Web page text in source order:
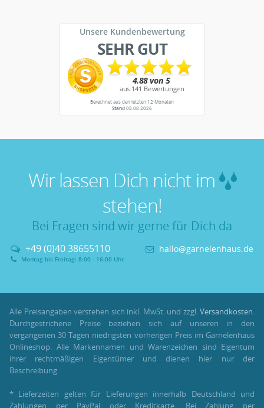
Unsere Kundenbewertung
SEHR GUT
Berechnet aus den letzten 12 Monaten
Stand08.08.2026
Wir lassen Dich nicht im
stehen!
Bei Fragen sind wir gerne für Dich da
+49 (0)40 38655110
Montag bis Freitag: 8:00 - 16:00 Uhr
hallo@garnelenhaus.de
Alle Preisangaben verstehen sich inkl. MwSt. und zzgl.Versandkosten.
Durchgestrichene Preise beziehen sich auf unseren in den
vergangenen 30 Tagen niedrigsten vorherigen Preis im Garnelenhaus
Onlineshop. Alle Markennamen und Warenzeichen sind Eigentum
ihrer rechtmäßigen Eigentümer und dienen hier nur der
Beschreibung.
* Lieferzeiten gelten für Lieferungen innerhalb Deutschland und
Zahlungen per PayPal oder Kreditkarte. Bei Zahlung per